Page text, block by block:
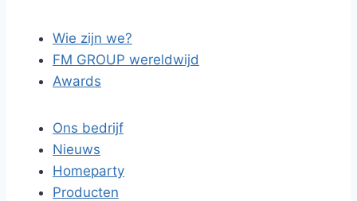
Wie zijn we?
FM GROUP wereldwijd
Awards
Ons bedrijf
Nieuws
Homeparty
Producten